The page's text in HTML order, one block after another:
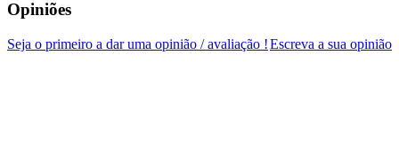
Opiniões
Escreva a sua opinião
Seja o primeiro a dar uma opinião / avaliação !